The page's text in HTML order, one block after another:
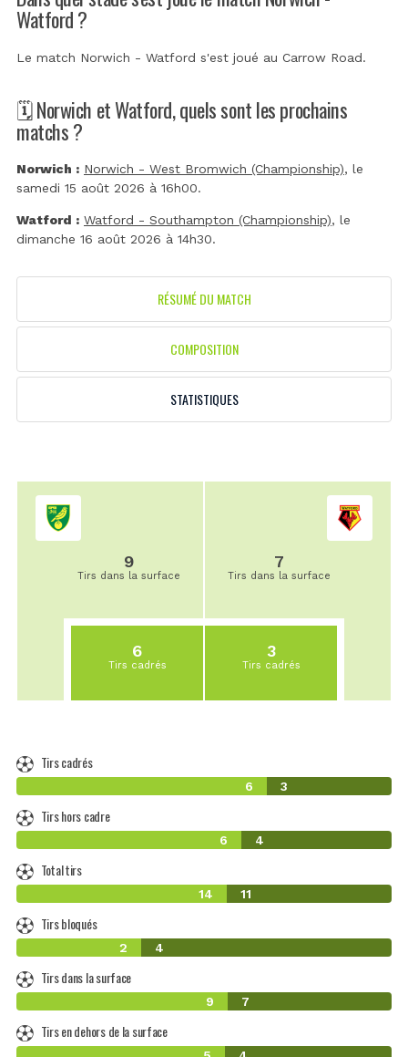
Watford ?
Le match Norwich - Watford s'est joué au Carrow Road.
🗓️ Norwich et Watford, quels sont les prochains
matchs ?
Norwich : Norwich - West Bromwich (Championship), le
samedi 15 août 2026 à 16h00.
Watford : Watford - Southampton (Championship), le
dimanche 16 août 2026 à 14h30.
RÉSUMÉ DU MATCH
COMPOSITION
STATISTIQUES
9
Tirs dans la surface
6
Tirs cadrés
7
Tirs dans la surface
3
Tirs cadrés
Tirs cadrés
6 3
Tirs hors cadre
6 4
Total tirs
14 11
Tirs bloqués
2 4
Tirs dans la surface
9 7
Tirs en dehors de la surface